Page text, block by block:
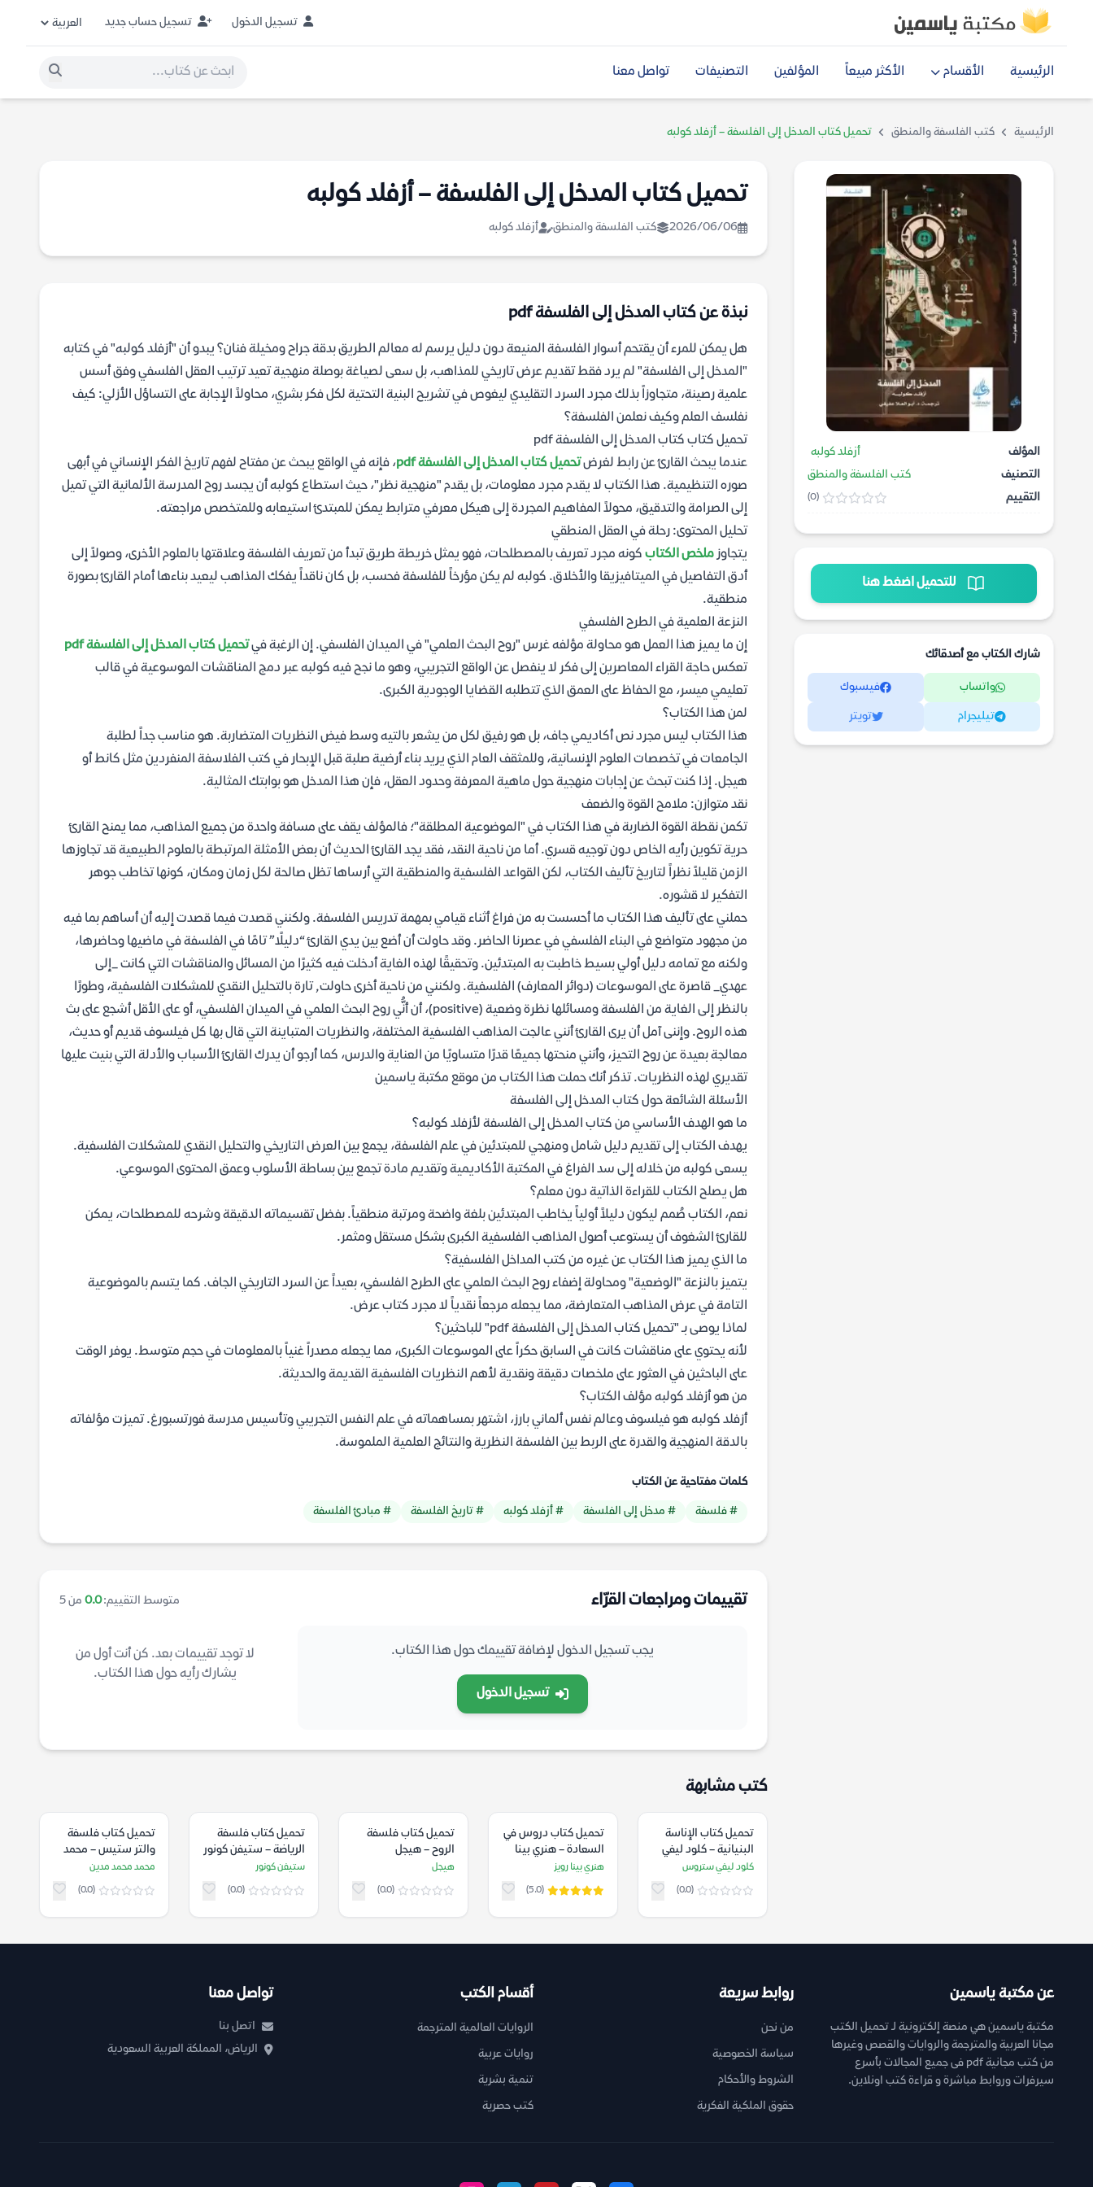
تسجيل الدخول تسجيل حساب جديد
الرئيسية الأقسام الأكثر مبيعاً المؤلفين التصنيفات تواصل معنا
الرئيسية كتب الفلسفة والمنطق تحميل كتاب المدخل إلى الفلسفة – أزفلد كولبه
المؤلف
أزفلد كولبه
التصنيف
كتب الفلسفة والمنطق
التقييم
(0)
للتحميل اضغط هنا
شارك الكتاب مع أصدقائك
واتساب فيسبوك
تيليجرام تويتر
تحميل كتاب المدخل إلى الفلسفة – أزفلد كولبه
2026/06/06 كتب الفلسفة والمنطق أزفلد كولبه
نبذة عن كتاب المدخل إلى الفلسفة pdf
هل يمكن للمرء أن يقتحم أسوار الفلسفة المنيعة دون دليل يرسم له معالم الطريق بدقة جراح ومخيلة فنان؟ يبدو أن "أزفلد كولبه" في كتابه
"المدخل إلى الفلسفة" لم يرد فقط تقديم عرض تاريخي للمذاهب، بل سعى لصياغة بوصلة منهجية تعيد ترتيب العقل الفلسفي وفق أسس
علمية رصينة، متجاوزاً بذلك مجرد السرد التقليدي ليغوص في تشريح البنية التحتية لكل فكر بشري، محاولاً الإجابة على التساؤل الأزلي: كيف
نفلسف العلم وكيف نعلمن الفلسفة؟
تحميل كتاب كتاب المدخل إلى الفلسفة pdf
عندما يبحث القارئ عن رابط لغرضتحميل كتاب المدخل إلى الفلسفة pdf
، فإنه في الواقع يبحث عن مفتاح لفهم تاريخ الفكر الإنساني في أبهى
صوره التنظيمية. هذا الكتاب لا يقدم مجرد معلومات، بل يقدم "منهجية نظر"، حيث استطاع كولبه أن يجسد روح المدرسة الألمانية التي تميل
إلى الصرامة والتدقيق، محولاً المفاهيم المجردة إلى هيكل معرفي مترابط يمكن للمبتدئ استيعابه وللمتخصص مراجعته.
تحليل المحتوى: رحلة في العقل المنطقي
يتجاوزملخص الكتاب كونه مجرد تعريف بالمصطلحات، فهو يمثل خريطة طريق تبدأ من تعريف الفلسفة وعلاقتها بالعلوم الأخرى، وصولاً إلى
أدق التفاصيل في الميتافيزيقا والأخلاق. كولبه لم يكن مؤرخاً للفلسفة فحسب، بل كان ناقداً يفكك المذاهب ليعيد بناءها أمام القارئ بصورة
منطقية.
النزعة العلمية في الطرح الفلسفي
إن ما يميز هذا العمل هو محاولة مؤلفه غرس "روح البحث العلمي" في الميدان الفلسفي. إن الرغبة فيتحميل كتاب المدخل إلى الفلسفة pdf
تعكس حاجة القراء المعاصرين إلى فكر لا ينفصل عن الواقع التجريبي، وهو ما نجح فيه كولبه عبر دمج المناقشات الموسوعية في قالب
تعليمي ميسر، مع الحفاظ على العمق الذي تتطلبه القضايا الوجودية الكبرى.
لمن هذا الكتاب؟
هذا الكتاب ليس مجرد نص أكاديمي جاف، بل هو رفيق لكل من يشعر بالتيه وسط فيض النظريات المتضاربة. هو مناسب جداً لطلبة
الجامعات في تخصصات العلوم الإنسانية، وللمثقف العام الذي يريد بناء أرضية صلبة قبل الإبحار في كتب الفلاسفة المنفردين مثل كانط أو
هيجل. إذا كنت تبحث عن إجابات منهجية حول ماهية المعرفة وحدود العقل، فإن هذا المدخل هو بوابتك المثالية.
نقد متوازن: ملامح القوة والضعف
تكمن نقطة القوة الضاربة في هذا الكتاب في "الموضوعية المطلقة"؛ فالمؤلف يقف على مسافة واحدة من جميع المذاهب، مما يمنح القارئ
حرية تكوين رأيه الخاص دون توجيه قسري. أما من ناحية النقد، فقد يجد القارئ الحديث أن بعض الأمثلة المرتبطة بالعلوم الطبيعية قد تجاوزها
الزمن قليلاً نظراً لتاريخ تأليف الكتاب، لكن القواعد الفلسفية والمنطقية التي أرساها تظل صالحة لكل زمان ومكان، كونها تخاطب جوهر
التفكير لا قشوره.
حملني على تأليف هذا الكتاب ما أحسست به من فراغ أثناء قيامي بمهمة تدريس الفلسفة. ولكنني قصدت فيما قصدت إليه أن أساهم بما فيه
من مجهود متواضع في البناء الفلسفي في عصرنا الحاضر. وقد حاولت أن أضع بين يدي القارئ “دليلًا” تامًا في الفلسفة في ماضيها وحاضرها،
ولكنه مع تمامه دليل أولي بسيط خاطبت به المبتدئين. وتحقيقًا لهذه الغاية أدخلت فيه كثيرًا من المسائل والمناقشات التي كانت _إلى
عهدي_ قاصرة على الموسوعات (دوائر المعارف) الفلسفية. ولكنني من ناحية أخرى حاولت, تارة بالتحليل النقدي للمشكلات الفلسفية، وطورًا
بالنظر إلى الغاية من الفلسفة ومسائلها نظرة وضعية (positive)، أن أنُّي روح البحث العلمي في الميدان الفلسفي، أو على الأقل أشجع على بث
هذه الروح. وإننى آمل أن يرى القارئ أنني عالجت المذاهب الفلسفية المختلفة، والنظريات المتباينة التي قال بها كل فيلسوف قديم أو حديث،
معالجة بعيدة عن روح التحيز، وأنني منحتها جميعًا قدرًا متساويًا من العناية والدرس، كما أرجو أن يدرك القارئ الأسباب والأدلة التي بنيت عليها
تقديري لهذه النظريات. تذكر أنك حملت هذا الكتاب من موقع مكتبة ياسمين
الأسئلة الشائعة حول كتاب المدخل إلى الفلسفة
ما هو الهدف الأساسي من كتاب المدخل إلى الفلسفة لأزفلد كولبه؟
يهدف الكتاب إلى تقديم دليل شامل ومنهجي للمبتدئين في علم الفلسفة، يجمع بين العرض التاريخي والتحليل النقدي للمشكلات الفلسفية.
يسعى كولبه من خلاله إلى سد الفراغ في المكتبة الأكاديمية وتقديم مادة تجمع بين بساطة الأسلوب وعمق المحتوى الموسوعي.
هل يصلح الكتاب للقراءة الذاتية دون معلم؟
نعم، الكتاب صُمم ليكون دليلاً أولياً يخاطب المبتدئين بلغة واضحة ومرتبة منطقياً. بفضل تقسيماته الدقيقة وشرحه للمصطلحات، يمكن
للقارئ الشغوف أن يستوعب أصول المذاهب الفلسفية الكبرى بشكل مستقل ومثمر.
ما الذي يميز هذا الكتاب عن غيره من كتب المداخل الفلسفية؟
يتميز بالنزعة "الوضعية" ومحاولة إضفاء روح البحث العلمي على الطرح الفلسفي، بعيداً عن السرد التاريخي الجاف. كما يتسم بالموضوعية
التامة في عرض المذاهب المتعارضة، مما يجعله مرجعاً نقدياً لا مجرد كتاب عرض.
لماذا يوصى بـ "تحميل كتاب المدخل إلى الفلسفة pdf" للباحثين؟
لأنه يحتوي على مناقشات كانت في السابق حكراً على الموسوعات الكبرى، مما يجعله مصدراً غنياً بالمعلومات في حجم متوسط. يوفر الوقت
على الباحثين في العثور على ملخصات دقيقة ونقدية لأهم النظريات الفلسفية القديمة والحديثة.
من هو أزفلد كولبه مؤلف الكتاب؟
أزفلد كولبه هو فيلسوف وعالم نفس ألماني بارز، اشتهر بمساهماته في علم النفس التجريبي وتأسيس مدرسة فورتسبورغ. تميزت مؤلفاته
بالدقة المنهجية والقدرة على الربط بين الفلسفة النظرية والنتائج العلمية الملموسة.
كلمات مفتاحية عن الكتاب
# فلسفة # مدخل إلى الفلسفة # أزفلد كولبه # تاريخ الفلسفة # مبادئ الفلسفة
تقييمات ومراجعات القرّاء متوسط التقييم:0.0 من 5
يجب تسجيل الدخول لإضافة تقييمك حول هذا الكتاب.
تسجيل الدخول
لا توجد تقييمات بعد. كن أنت أول من
يشارك رأيه حول هذا الكتاب.
كتب مشابهة
تحميل كتاب الإناسة
البنيانية – كلود ليفي
ستروس
كلود ليفي ستروس
(0.0)
تحميل كتاب دروس في
السعادة – هنري بينا
رويز
هنري بينا رويز
(5.0)
تحميل كتاب فلسفة
الروح – هيجل
هيجل
(0.0)
تحميل كتاب فلسفة
الرياضة – ستيفن كونور
ستيفن كونور
(0.0)
تحميل كتاب فلسفة
والتر ستيس – محمد
محمد مدين
محمد محمد مدين
(0.0)
عن مكتبة ياسمين
مكتبة ياسمين هي منصة إلكترونية لـ تحميل الكتب
مجانا العربية والمترجمة والروايات والقصص وغيرها
من كتب مجانية pdf فى جميع المجالات بأسرع
سيرفرات وروابط مباشرة و قراءة كتب اونلاين.
روابط سريعة
من نحن
سياسة الخصوصية
الشروط والأحكام
حقوق الملكية الفكرية
أقسام الكتب
الروايات العالمية المترجمة
روايات عربية
تنمية بشرية
كتب حصرية
تواصل معنا
اتصل بنا
الرياض، المملكة العربية السعودية